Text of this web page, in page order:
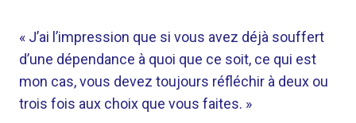
« J’ai l’impression que si vous avez déjà souffert
d’une dépendance à quoi que ce soit, ce qui est
mon cas, vous devez toujours réfléchir à deux ou
trois fois aux choix que vous faites. »